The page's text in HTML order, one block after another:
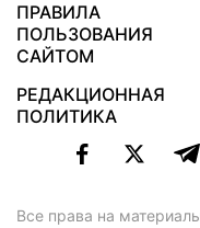
ПРАВИЛА
ПОЛЬЗОВАНИЯ
САЙТОМ
РЕДАКЦИОННАЯ
ПОЛИТИКА
Все права на